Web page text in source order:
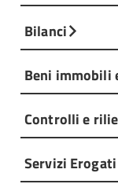
Bilanci
Beni immobili
Controlli e
Servizi Erogati